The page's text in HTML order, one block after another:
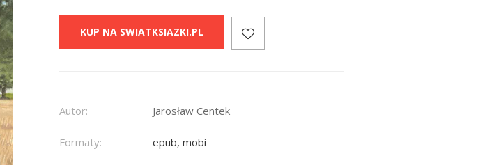
KUP NA SWIATKSIAZKI.PL
Autor: Jarosław Centek
Formaty: epub, mobi